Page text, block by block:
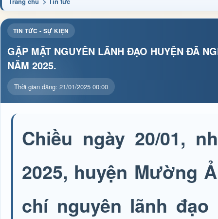
TIN TỨC - SỰ KIỆN
GẶP MẶT NGUYÊN LÃNH ĐẠO HUYỆN ĐÃ
NĂM 2025.
Thời gian đăng: 21/01/2025 00:00
Chiều ngày 20/01,
2025, huyện Mường
chí nguyên lãnh